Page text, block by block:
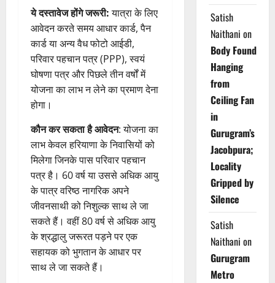
ये दस्तावेज होंगे जरूरी:यात्रा के लिए
आवेदन करते समय आधार कार्ड, पैन
कार्ड या अन्य वैध फोटो आईडी,
परिवार पहचान पत्र (PPP), स्वयं
घोषणा पत्र और पिछले तीन वर्षों में
योजना का लाभ न लेने का प्रमाण देना
होगा।
कौन कर सकता है आवेदन: योजना का
लाभ केवल हरियाणा के निवासियों को
मिलेगा जिनके पास परिवार पहचान
पत्र है। 60 वर्ष या उससे अधिक आयु
के पात्र वरिष्ठ नागरिक अपने
जीवनसाथी को निशुल्क साथ ले जा
सकते हैं। वहीं 80 वर्ष से अधिक आयु
के श्रद्धालु जरूरत पड़ने पर एक
सहायक को भुगतान के आधार पर
साथ ले जा सकते हैं।
Satish
Naithani on
Body Found
Hanging
from
Ceiling Fan
in
Gurugram’s
Jacobpura;
Locality
Gripped by
Silence
Satish
Naithani on
Gurugram
Metro